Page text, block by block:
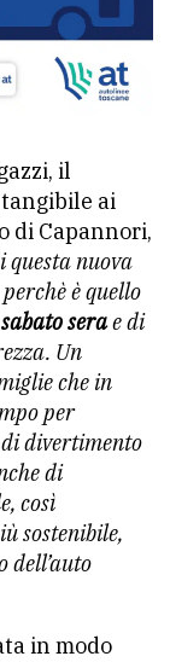
il
ai
di Capannori,
questa nuova
è quello
serae di
Un
che in
per
divertimento
di
così
sostenibile,
dell’auto
in modo